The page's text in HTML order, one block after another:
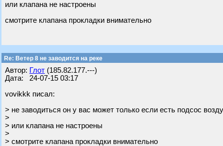
или клапана не настроены
смотрите клапана прокладки внимательно
Re: Ветер 8 не заводится на реке
Автор: Глот (185.82.177.---)
Дата: 24-07-15 03:17
vovikkk писал:
> не заводиться он у вас может только если есть подсос
>
> или клапана не настроены
>
> смотрите клапана прокладки внимательно